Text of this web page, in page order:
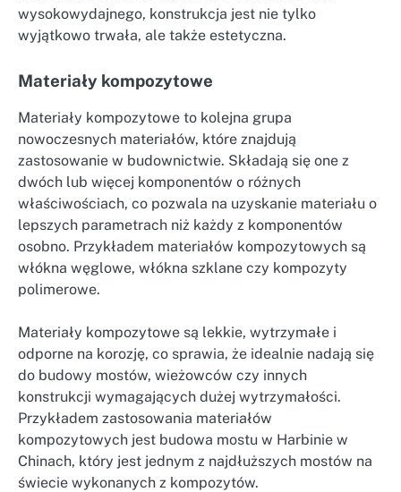
wysokowydajnego, konstrukcja jest nie tylko
wyjątkowo trwała, ale także estetyczna.
Materiały kompozytowe
Materiały kompozytowe to kolejna grupa
nowoczesnych materiałów, które znajdują
zastosowanie w budownictwie. Składają się one z
dwóch lub więcej komponentów o różnych
właściwościach, co pozwala na uzyskanie materiału o
lepszych parametrach niż każdy z komponentów
osobno. Przykładem materiałów kompozytowych są
włókna węglowe, włókna szklane czy kompozyty
polimerowe.
Materiały kompozytowe są lekkie, wytrzymałe i
odporne na korozję, co sprawia, że idealnie nadają się
do budowy mostów, wieżowców czy innych
konstrukcji wymagających dużej wytrzymałości.
Przykładem zastosowania materiałów
kompozytowych jest budowa mostu w Harbinie w
Chinach, który jest jednym z najdłuższych mostów na
świecie wykonanych z kompozytów.